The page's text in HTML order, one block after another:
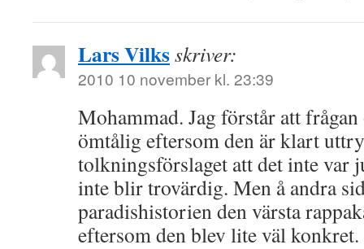
Lars Vilksskriver:
2010 10 november kl. 23:39
Mohammad. Jag förstår att
ömtålig eftersom den är klart
tolkningsförslaget att det inte var
inte blir trovärdig. Men å andra
paradishistorien den värsta
eftersom den blev lite väl konkret.